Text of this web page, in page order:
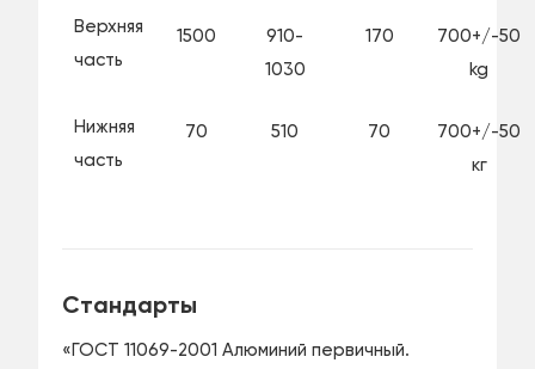
Верхняя
часть
1500
910-
1030
170
700+/-50
kg
Нижняя
часть
70 510 70
700+/-50
кг
Стандарты
«ГОСТ 11069-2001 Алюминий первичный.